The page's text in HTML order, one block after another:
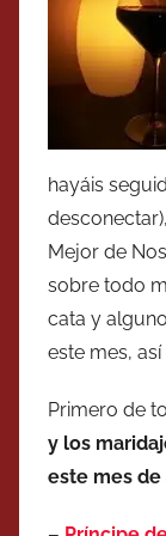
hayáis
Mejor de
sobre todo
cata y
este mes,
Primero de
y los
este mes de